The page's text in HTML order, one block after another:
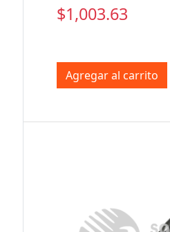
$1,003.63
Agregar al carrito